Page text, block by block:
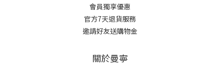
會員獨享優惠
官方7天退貨服務
邀請好友送購物金
關於曼寧